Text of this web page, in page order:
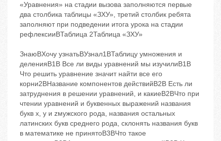
«Уравнения» на стадии вызова заполняются первые
два столбика таблицы «ЗХУ», третий столбик ребята
заполняют при подведении итога урока на стадии
рефлексииBТаблица 2Таблица «ЗХУ»
ЗнаюBХочу узнатьBУзнал1BТаблицу умножения и
деленияB1B Все ли виды уравнений мы изучилиB1B
Что решить уравнение ‬значит найти все его
корни2BНазвание компонентов действийB2B Есть ли
затруднения в решении уравнений, и какиеB2BЧто при
чтении уравнений и буквенных выражений названия
букв х, у и zмужского рода, названия остальных
латинских букв ‬среднего рода, склонять названия букв
в математике не принятоB3BЧто такое